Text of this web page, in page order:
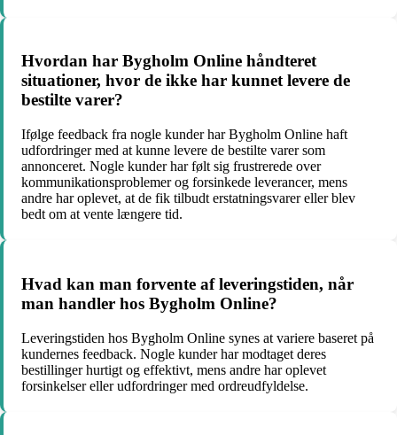
Hvordan har Bygholm Online håndteret
situationer, hvor de ikke har kunnet levere de
bestilte varer?
Ifølge feedback fra nogle kunder har Bygholm Online haft
udfordringer med at kunne levere de bestilte varer som
annonceret. Nogle kunder har følt sig frustrerede over
kommunikationsproblemer og forsinkede leverancer, mens
andre har oplevet, at de fik tilbudt erstatningsvarer eller blev
bedt om at vente længere tid.
Hvad kan man forvente af leveringstiden, når
man handler hos Bygholm Online?
Leveringstiden hos Bygholm Online synes at variere baseret på
kundernes feedback. Nogle kunder har modtaget deres
bestillinger hurtigt og effektivt, mens andre har oplevet
forsinkelser eller udfordringer med ordreudfyldelse.